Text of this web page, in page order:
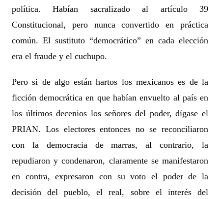
política. Habían sacralizado al artículo 39
Constitucional, pero nunca convertido en práctica
común. El sustituto “democrático” en cada elección
era el fraude y el cuchupo.
Pero si de algo están hartos los mexicanos es de la
ficción democrática en que habían envuelto al país en
los últimos decenios los señores del poder, dígase el
PRIAN. Los electores entonces no se reconciliaron
con la democracia de marras, al contrario, la
repudiaron y condenaron, claramente se manifestaron
en contra, expresaron con su voto el poder de la
decisión del pueblo, el real, sobre el interés del